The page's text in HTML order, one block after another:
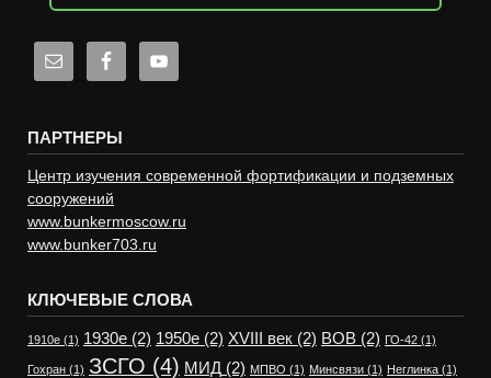
ПАРТНЕРЫ
Центр изучения современной фортификации и подземных
сооружений
www.bunkermoscow.ru
www.bunker703.ru
КЛЮЧЕВЫЕ СЛОВА
1910е (1) 1930е (2) 1950е (2) XVIII век (2) ВОВ (2) ГО-42 (1)
Гохран (1) ЗСГО (4) МИД (2) МПВО (1) Минсвязи (1) Неглинка (1)